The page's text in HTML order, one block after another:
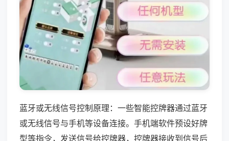
蓝牙或无线信号控制原理：一些智能控牌器通过蓝牙
或无线信号与手机等设备连接。手机端软件预设好牌
型等指令，发送信号给控牌器，控牌器接收到信号后